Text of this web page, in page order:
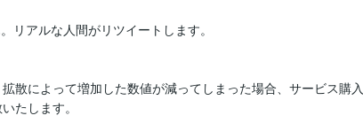
リアルな人間がリツイートします。
散によって増加した数値が減ってしまった場合、サービス購入
たします。